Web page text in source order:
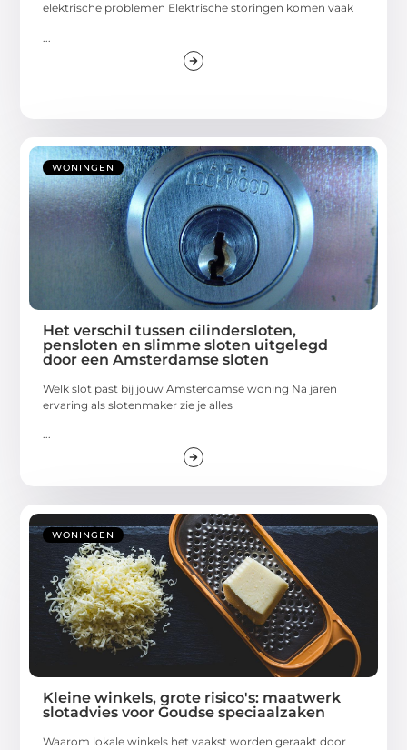
elektrische problemen Elektrische storingen komen vaak
WONINGEN
Het verschil tussen cilindersloten,
pensloten en slimme sloten uitgelegd
door een Amsterdamse sloten
Welk slot past bij jouw Amsterdamse woning Na jaren
ervaring als slotenmaker zie je alles
...
WONINGEN
Kleine winkels, grote risico's: maatwerk
slotadvies voor Goudse speciaalzaken
Waarom lokale winkels het vaakst worden geraakt door